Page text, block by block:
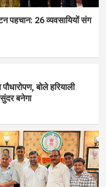
पहचान: 26 व्यवसायियों संग
बोले हरियाली
बनेगा